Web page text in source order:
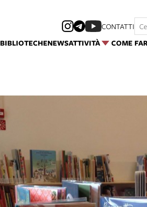
BIBLIOTECHENEWSATTIVITÀ COME
CONTATTI